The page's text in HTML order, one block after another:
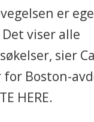
er
viser alle
sier
for Boston-
HERE.